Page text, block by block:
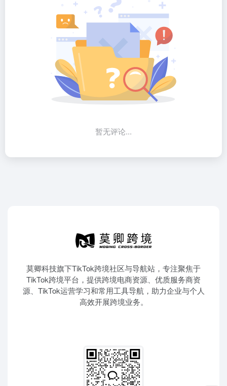
暂无评论...
莫卿科技旗下TikTok跨境社区与导航站，专注聚焦于
TikTok跨境平台，提供跨境电商资源、优质服务商资
源、TikTok运营学习和常用工具导航，助力企业与个人
高效开展跨境业务。